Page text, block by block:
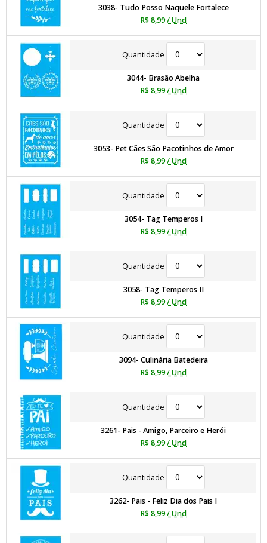
3038- Tudo Posso Naquele Fortalece
R$ 8,99/ Und
Quantidade
3044- Brasão Abelha
R$ 8,99/ Und
Quantidade
3053- Pet Cães São Pacotinhos de Amor
R$ 8,99/ Und
Quantidade
3054- Tag Temperos I
R$ 8,99/ Und
Quantidade
3058- Tag Temperos II
R$ 8,99/ Und
Quantidade
3094- Culinária Batedeira
R$ 8,99/ Und
Quantidade
3261- Pais - Amigo, Parceiro e Herói
R$ 8,99/ Und
Quantidade
3262- Pais - Feliz Dia dos Pais I
R$ 8,99/ Und